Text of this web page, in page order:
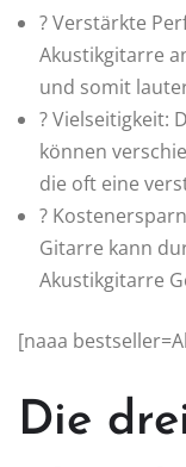
? Verstärkte
Akustikgitarre
und somit
? Vielseitigkeit:
können
die oft eine
?
Gitarre kann
Akustikgitarre
[naaa
Die